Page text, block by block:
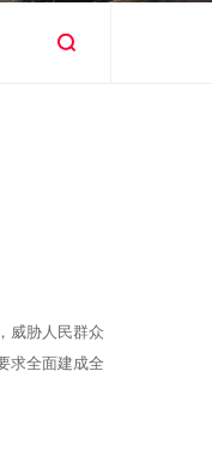
威胁人民群众
求全面建成全